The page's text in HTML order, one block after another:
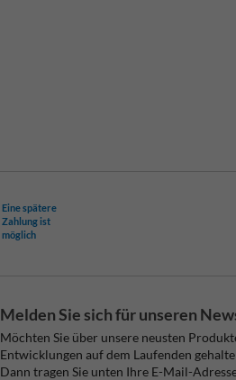
Eine spätere
Zahlung ist
möglich
Melden Sie sich für unseren
Möchten Sie über unsere neusten
Entwicklungen auf dem Laufenden
Dann tragen Sie unten Ihre E-Mail-